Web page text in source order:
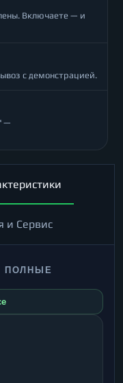
Включаете — и
с демонстрацией.
—
и Сервис
ПОЛНЫЕ